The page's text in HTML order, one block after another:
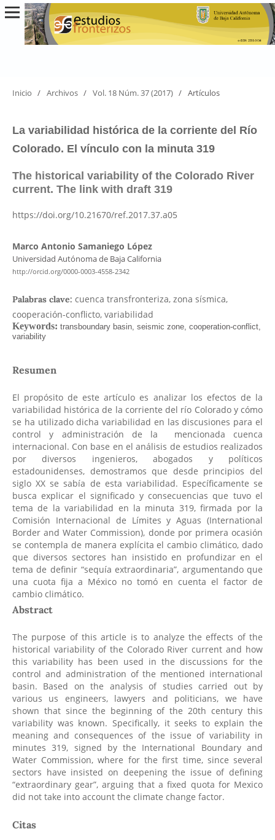
Inicio / Archivos / Vol. 18 Núm. 37 (2017) / Artículos
La variabilidad histórica de la corriente del Río
Colorado. El vínculo con la minuta 319
The historical variability of the Colorado River
current. The link with draft 319
https://doi.org/10.21670/ref.2017.37.a05
Marco Antonio Samaniego López
Universidad Autónoma de Baja California
http://orcid.org/0000-0003-4558-2342
Palabras clave: cuenca transfronteriza, zona sísmica,
cooperación-conflicto, variabilidad
Resumen
El propósito de este artículo es analizar los efectos de la
variabilidad histórica de la corriente del río Colorado y cómo
se ha utilizado dicha variabilidad en las discusiones para el
control y administración de la mencionada cuenca
internacional. Con base en el análisis de estudios realizados
por diversos ingenieros, abogados y políticos
estadounidenses, demostramos que desde principios del
siglo XX se sabía de esta variabilidad. Específicamente se
busca explicar el significado y consecuencias que tuvo el
tema de la variabilidad en la minuta 319, firmada por la
Comisión Internacional de Límites y Aguas (International
Border and Water Commission), donde por primera ocasión
se contempla de manera explícita el cambio climático, dado
que diversos sectores han insistido en profundizar en el
tema de definir “sequía extraordinaria”, argumentando que
una cuota fija a México no tomó en cuenta el factor de
cambio climático.
Abstract
The purpose of this article is to analyze the effects of the
historical variability of the Colorado River current and how
this variability has been used in the discussions for the
control and administration of the mentioned international
basin. Based on the analysis of studies carried out by
various us engineers, lawyers and politicians, we have
shown that since the beginning of the 20th century this
variability was known. Specifically, it seeks to explain the
meaning and consequences of the issue of variability in
minutes 319, signed by the International Boundary and
Water Commission, where for the first time, since several
sectors have insisted on deepening the issue of defining
“extraordinary gear”, arguing that a fixed quota for Mexico
did not take into account the climate change factor.
Citas